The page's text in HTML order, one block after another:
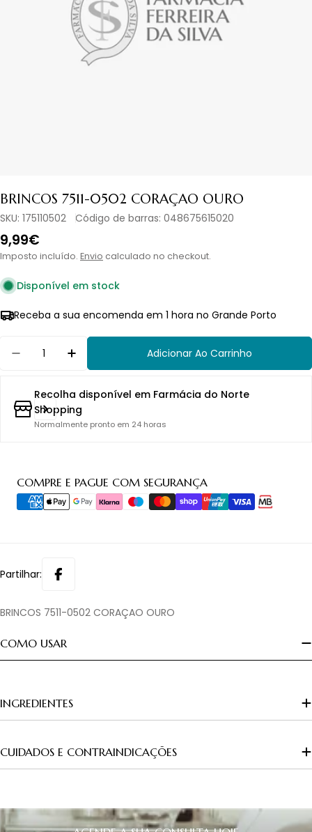
Abrir media em modal
BRINCOS 7511-0502 CORAÇAO OURO
SKU: 175110502 Código de barras: 048675615020
Preço
normal
9,99€
Imposto incluído. Envio calculado no checkout.
Disponível em stock
Receba a sua encomenda em 1 hora no Grande Porto
Diminuir Quantidade Para BRINCOS 7511-0502
Aumentar Quantidade Para BRINCOS
Adicionar Ao Carrinho
Recolha disponível em Farmácia do Norte
Shopping
Normalmente pronto em 24 horas
COMPRE E PAGUE COM SEGURANÇA
Métodos
de
pagamento
Partilhar:
BRINCOS 7511-0502 CORAÇAO OURO
COMO USAR
INGREDIENTES
CUIDADOS E CONTRAINDICAÇÕES